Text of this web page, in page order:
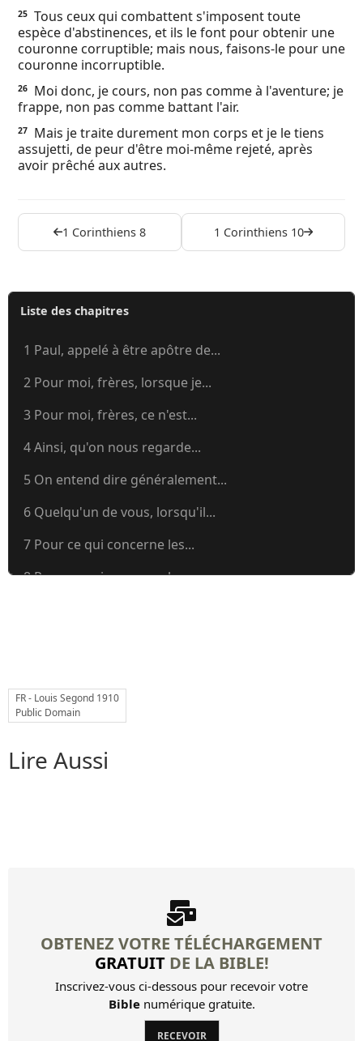
25 Tous ceux qui combattent s'imposent toute
espèce d'abstinences, et ils le font pour obtenir une
couronne corruptible; mais nous, faisons-le pour une
couronne incorruptible.
26
Moi donc, je cours, non pas comme à l'aventure; je
frappe, non pas comme battant l'air.
27
Mais je traite durement mon corps et je le tiens
assujetti, de peur d'être moi-même rejeté, après
avoir prêché aux autres.
1 Corinthiens 8 1 Corinthiens 10
Liste des chapitres
1 Paul, appelé à être apôtre de...
2 Pour moi, frères, lorsque je...
3 Pour moi, frères, ce n'est...
4 Ainsi, qu'on nous regarde...
5 On entend dire généralement...
6 Quelqu'un de vous, lorsqu'il...
7 Pour ce qui concerne les...
8 Pour ce qui concerne les...
12 Pour ce qui concerne les dons...
14 Recherchez la charité....
Livre d'Hénoch
FR - Louis Segond 1910
Public Domain
Lire Aussi
OBTENEZ VOTRE TÉLÉCHARGEMENT
GRATUITDE LA BIBLE!
Inscrivez-vous ci-dessous pour recevoir votre
Biblenumérique gratuite.
RECEVOIR